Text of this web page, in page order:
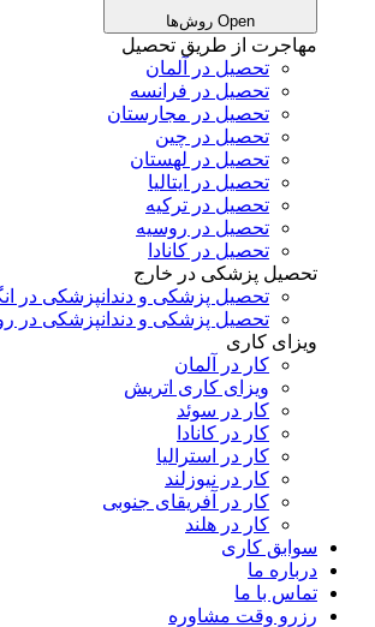
Open روش‌ها
مهاجرت از طریق تحصیل
تحصیل در آلمان
تحصیل در فرانسه
تحصیل در مجارستان
تحصیل در چین
تحصیل در لهستان
تحصیل در ایتالیا
تحصیل در ترکیه
تحصیل در روسیه
تحصیل در کانادا
تحصیل پزشکی در خارج
تحصیل پزشکی و دندانپزشکی در
تحصیل پزشکی و دندانپزشکی در
ویزای کاری
کار در آلمان
ویزای کاری اتریش
کار در سوئد
کار در کانادا
کار در استرالیا
کار در نیوزلند
کار در آفریقای جنوبی
کار در هلند
سوابق کاری
درباره ما
تماس با ما
رزرو وقت مشاوره